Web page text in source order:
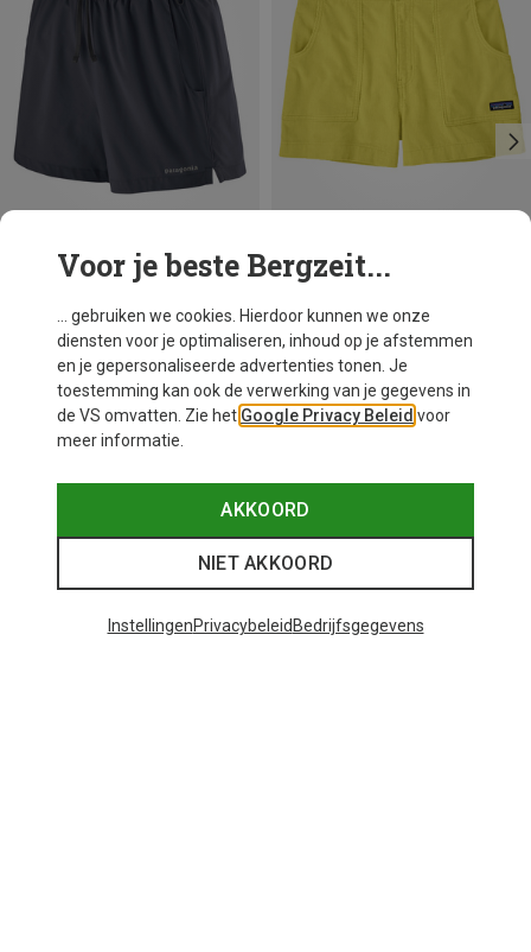
Maten
Patagonia
Dames Terrebonne Korte broek
L XL
Je bespaart 30%
Voor je beste Bergzeit...
... gebruiken we cookies. Hierdoor kunnen we onze
diensten voor je optimaliseren, inhoud op je afstemmen
en je gepersonaliseerde advertenties tonen. Je
toestemming kan ook de verwerking van je gegevens in
de VS omvatten. Zie het Google Privacy Beleid voor
meer informatie.
AKKOORD
NIET AKKOORD
InstellingenPrivacybeleid Bedrijfsgegevens